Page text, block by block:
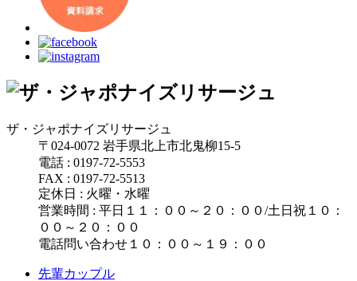
ザ・ジャポナイズリサージュ
〒024-0072 岩手県北上市北鬼柳15-5
電話 : 0197-72-5553
FAX : 0197-72-5513
定休日 : 火曜・水曜
営業時間 : 平日１１：００～２０：００/土日祝１０：
００～２０：００
電話問い合わせ１０：００～１９：００
先輩カップル